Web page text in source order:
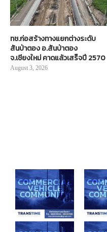
ทช.ก่อสร้างทางแยกต่างระดับ
สันป่าตอง อ.สันป่าตอง
จ.เชียงใหม่ คาดแล้วเสร็จปี 2570
August 3, 2026